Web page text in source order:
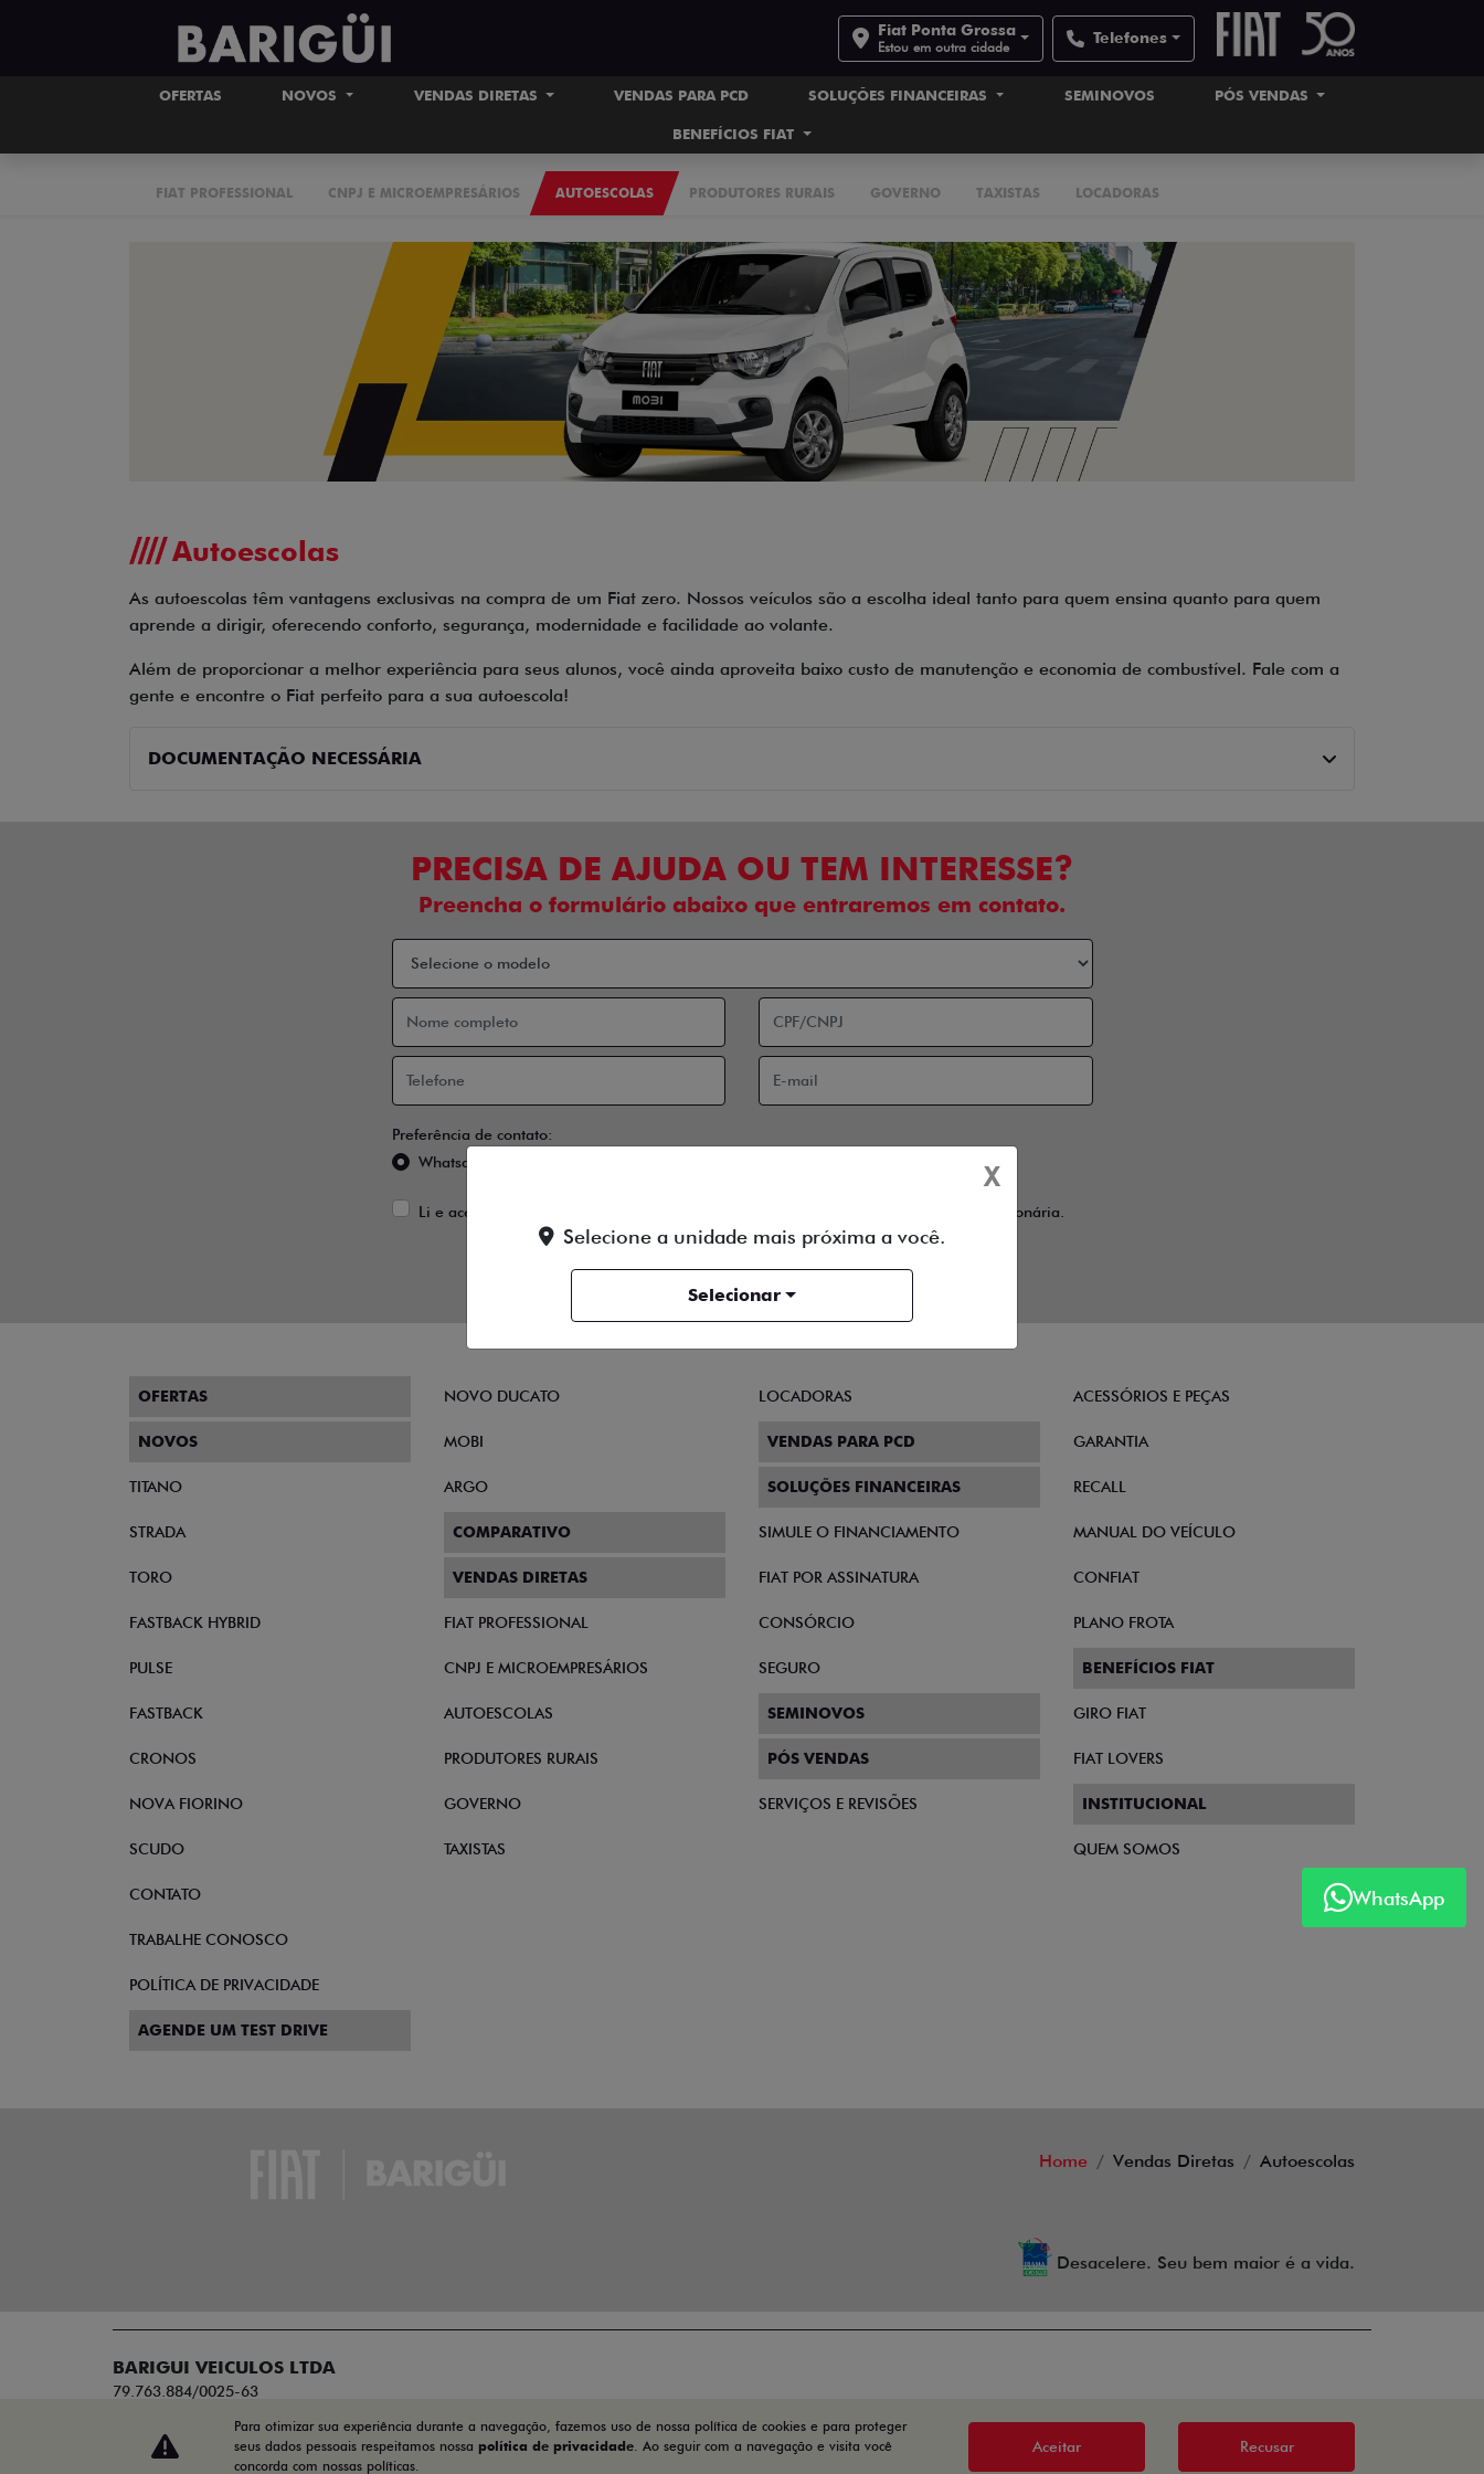
Fiat Ponta Grossa
Estou em outra cidade Telefones
OFERTAS NOVOS VENDAS DIRETAS VENDAS PARA PCD SOLUÇÕES FINANCEIRAS SEMINOVOS PÓS VENDAS
BENEFÍCIOS FIAT
FIAT PROFESSIONAL CNPJ E MICROEMPRESÁRIOS AUTOESCOLAS PRODUTORES RURAIS GOVERNO TAXISTAS LOCADORAS
Autoescolas
As autoescolas têm vantagens exclusivas na compra de um Fiat zero. Nossos veículos são a escolha ideal tanto para quem ensina quanto para quem
aprende a dirigir, oferecendo conforto, segurança, modernidade e facilidade ao volante.
Além de proporcionar a melhor experiência para seus alunos, você ainda aproveita baixo custo de manutenção e economia de combustível. Fale com a
gente e encontre o Fiat perfeito para a sua autoescola!
DOCUMENTAÇÃO NECESSÁRIA
PRECISA DE AJUDA OU TEM INTERESSE?
Preencha o formulário abaixo que entraremos em contato.
Preferência de contato:
Whatsapp
Li e aceito a e concordo em receber comunicações da concessionária.
ENTRAR EM CONTATO
WhatsApp
OFERTAS
NOVOS
TITANO
STRADA
TORO
FASTBACK HYBRID
PULSE
FASTBACK
CRONOS
NOVA FIORINO
SCUDO
NOVO DUCATO
MOBI
ARGO
COMPARATIVO
VENDAS DIRETAS
FIAT PROFESSIONAL
CNPJ E MICROEMPRESÁRIOS
AUTOESCOLAS
PRODUTORES RURAIS
GOVERNO
TAXISTAS
LOCADORAS
VENDAS PARA PCD
SOLUÇÕES FINANCEIRAS
SIMULE O FINANCIAMENTO
FIAT POR ASSINATURA
CONSÓRCIO
SEGURO
SEMINOVOS
PÓS VENDAS
SERVIÇOS E REVISÕES
ACESSÓRIOS E PEÇAS
GARANTIA
RECALL
MANUAL DO VEÍCULO
CONFIAT
PLANO FROTA
BENEFÍCIOS FIAT
GIRO FIAT
FIAT LOVERS
INSTITUCIONAL
QUEM SOMOS
CONTATO
TRABALHE CONOSCO
POLÍTICA DE PRIVACIDADE
AGENDE UM TEST DRIVE
Home Vendas Diretas Autoescolas
Desacelere. Seu bem maior é a vida.
BARIGUI VEICULOS LTDA
79.763.884/0025-63
X
Selecione a unidade mais próxima a você.
Selecionar
Para otimizar sua experiência durante a navegação, fazemos uso de nossa política de cookies e para proteger
seus dados pessoais respeitamos nossa política de privacidade. Ao seguir com a navegação e visita você
concorda com nossas políticas.
Aceitar Recusar